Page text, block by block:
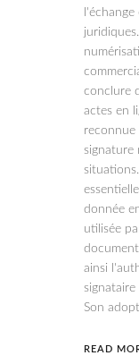
conclure
actes en
signature
donnée
utilisée
ainsi
Son
READ